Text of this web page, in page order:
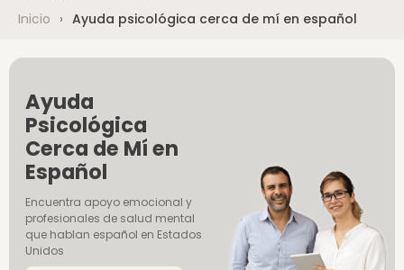
Inicio Ayuda psicológica cerca de mí en español
Ayuda
Psicológica
Cerca de Mí en
Español
Encuentra apoyo emocional y
profesionales de salud mental
que hablan español en Estados
Unidos